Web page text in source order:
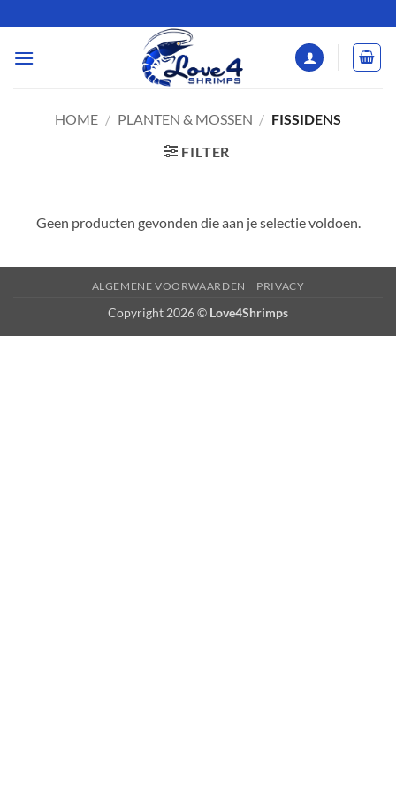
naar
inhoud
HOME / PLANTEN & MOSSEN / FISSIDENS
FILTER
Geen producten gevonden die aan je selectie voldoen.
ALGEMENE VOORWAARDEN PRIVACY
Copyright 2026 © Love4Shrimps